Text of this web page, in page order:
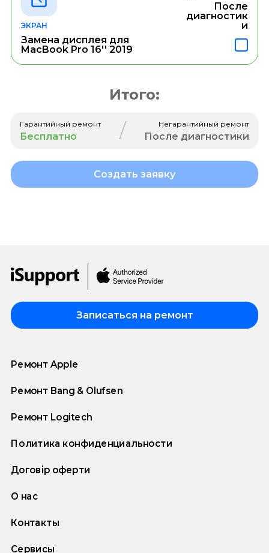
ЭКРАН
Замена дисплея для
MacBook Pro 16'' 2019
После
диагностик
и
Итого:
Гарантийный ремонт
Бесплатно / Негарантийный ремонт
После диагностики
Создать заявку
Записаться на ремонт
Ремонт Apple
Ремонт Bang & Olufsen
Ремонт Logitech
Политика конфиденциальности
Договір оферти
О нас
Контакты
Сервисы